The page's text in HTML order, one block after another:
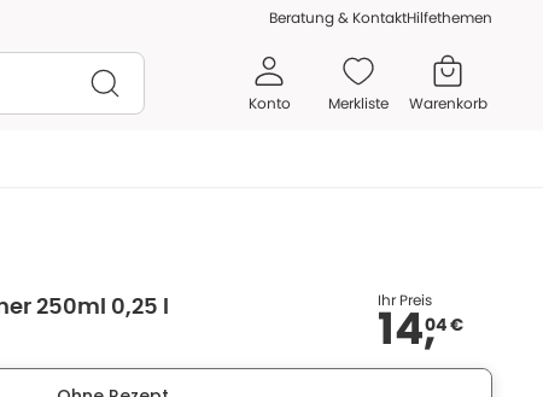
Beratung & KontaktHilfethemen
Konto Merkliste Warenkorb
250ml 0,25 l Ihr Preis
14,04 €